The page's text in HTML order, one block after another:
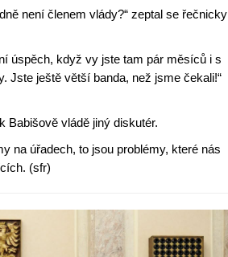
není členem vlády?“ zeptal se řečnicky
úspěch, když vy jste tam pár měsíců i s
Jste ještě větší banda, než jsme čekali!“
Babišově vládě jiný diskutér.
na úřadech, to jsou problémy, které nás
(sfr)